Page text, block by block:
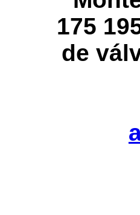
175
de